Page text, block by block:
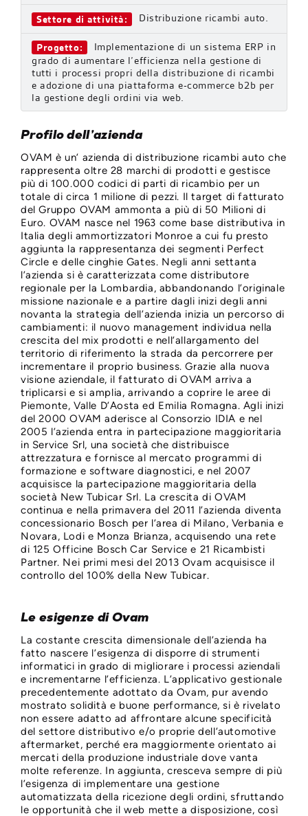
Settore di attività: Distribuzione ricambi auto.
Progetto:
Implementazione di un sistema ERP in
grado di aumentare l’efficienza nella gestione di
tutti i processi propri della distribuzione di ricambi
e adozione di una piattaforma e-commerce b2b per
la gestione degli ordini via web.
Profilo dell’azienda
OVAM è un’ azienda di distribuzione ricambi auto che
rappresenta oltre 28 marchi di prodotti e gestisce
più di 100.000 codici di parti di ricambio per un
totale di circa 1 milione di pezzi. Il target di fatturato
del Gruppo OVAM ammonta a più di 50 Milioni di
Euro. OVAM nasce nel 1963 come base distributiva in
Italia degli ammortizzatori Monroe a cui fu presto
aggiunta la rappresentanza dei segmenti Perfect
Circle e delle cinghie Gates. Negli anni settanta
l’azienda si è caratterizzata come distributore
regionale per la Lombardia, abbandonando l’originale
missione nazionale e a partire dagli inizi degli anni
novanta la strategia dell’azienda inizia un percorso di
cambiamenti: il nuovo management individua nella
crescita del mix prodotti e nell’allargamento del
territorio di riferimento la strada da percorrere per
incrementare il proprio business. Grazie alla nuova
visione aziendale, il fatturato di OVAM arriva a
triplicarsi e si amplia, arrivando a coprire le aree di
Piemonte, Valle D’Aosta ed Emilia Romagna. Agli inizi
del 2000 OVAM aderisce al Consorzio IDIA e nel
2005 l’azienda entra in partecipazione maggioritaria
in Service Srl, una società che distribuisce
attrezzatura e fornisce al mercato programmi di
formazione e software diagnostici, e nel 2007
acquisisce la partecipazione maggioritaria della
società New Tubicar Srl. La crescita di OVAM
continua e nella primavera del 2011 l’azienda diventa
concessionario Bosch per l’area di Milano, Verbania e
Novara, Lodi e Monza Brianza, acquisendo una rete
di 125 Officine Bosch Car Service e 21 Ricambisti
Partner. Nei primi mesi del 2013 Ovam acquisisce il
controllo del 100% della New Tubicar.
Le esigenze di Ovam
La costante crescita dimensionale dell’azienda ha
fatto nascere l’esigenza di disporre di strumenti
informatici in grado di migliorare i processi aziendali
e incrementarne l’efficienza. L’applicativo gestionale
precedentemente adottato da Ovam, pur avendo
mostrato solidità e buone performance, si è rivelato
non essere adatto ad affrontare alcune specificità
del settore distributivo e/o proprie dell’automotive
aftermarket, perché era maggiormente orientato ai
mercati della produzione industriale dove vanta
molte referenze. In aggiunta, cresceva sempre di più
l’esigenza di implementare una gestione
automatizzata della ricezione degli ordini, sfruttando
le opportunità che il web mette a disposizione, così